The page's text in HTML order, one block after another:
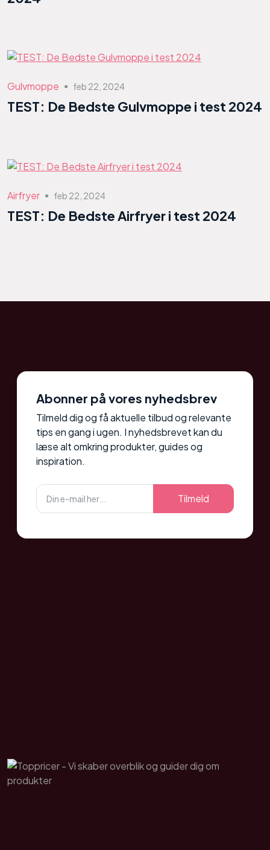
Gulvmoppe ● feb 22, 2024
TEST: De Bedste Gulvmoppe i test 2024
Airfryer ● feb 22, 2024
TEST: De Bedste Airfryer i test 2024
Abonner på vores nyhedsbrev
Tilmeld dig og få aktuelle tilbud og relevante
tips en gang i ugen. I nyhedsbrevet kan du
læse alt omkring produkter, guides og
inspiration.
Tilmeld